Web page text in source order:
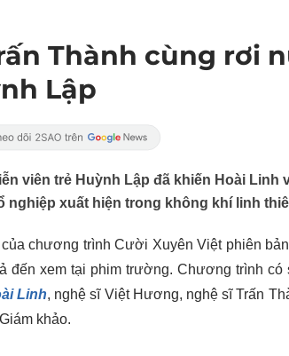
Thành cùng rơi
Lập
viên trẻ Huỳnh Lập đã khiến Hoài Linh
nghiệp xuất hiện trong không khí linh
chương trình Cười Xuyên Việt phiên
đến xem tại phim trường. Chương trình
Linh, nghệ sĩ Việt Hương, nghệ sĩ Trấn
khảo.